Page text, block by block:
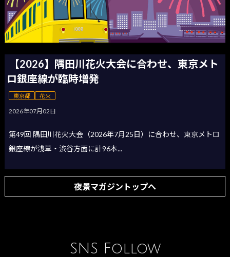
【2026】隅田川花火大会に合わせ、東京メト
ロ銀座線が臨時増発
東京都 花火
2026年07月02日
第49回 隅田川花火大会（2026年7月25日）に合わせ、東京メトロ
銀座線が浅草・渋谷方面に計96本...
夜景マガジントップへ
SNS Follow